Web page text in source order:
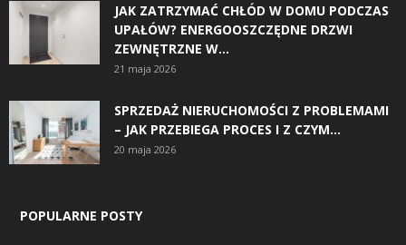
JAK ZATRZYMAĆ CHŁÓD W DOMU PODCZAS
UPAŁÓW? ENERGOOSZCZĘDNE DRZWI
ZEWNĘTRZNE W...
21 maja 2026
SPRZEDAŻ NIERUCHOMOŚCI Z PROBLEMAMI
– JAK PRZEBIEGA PROCES I Z CZYM...
20 maja 2026
POPULARNE POSTY